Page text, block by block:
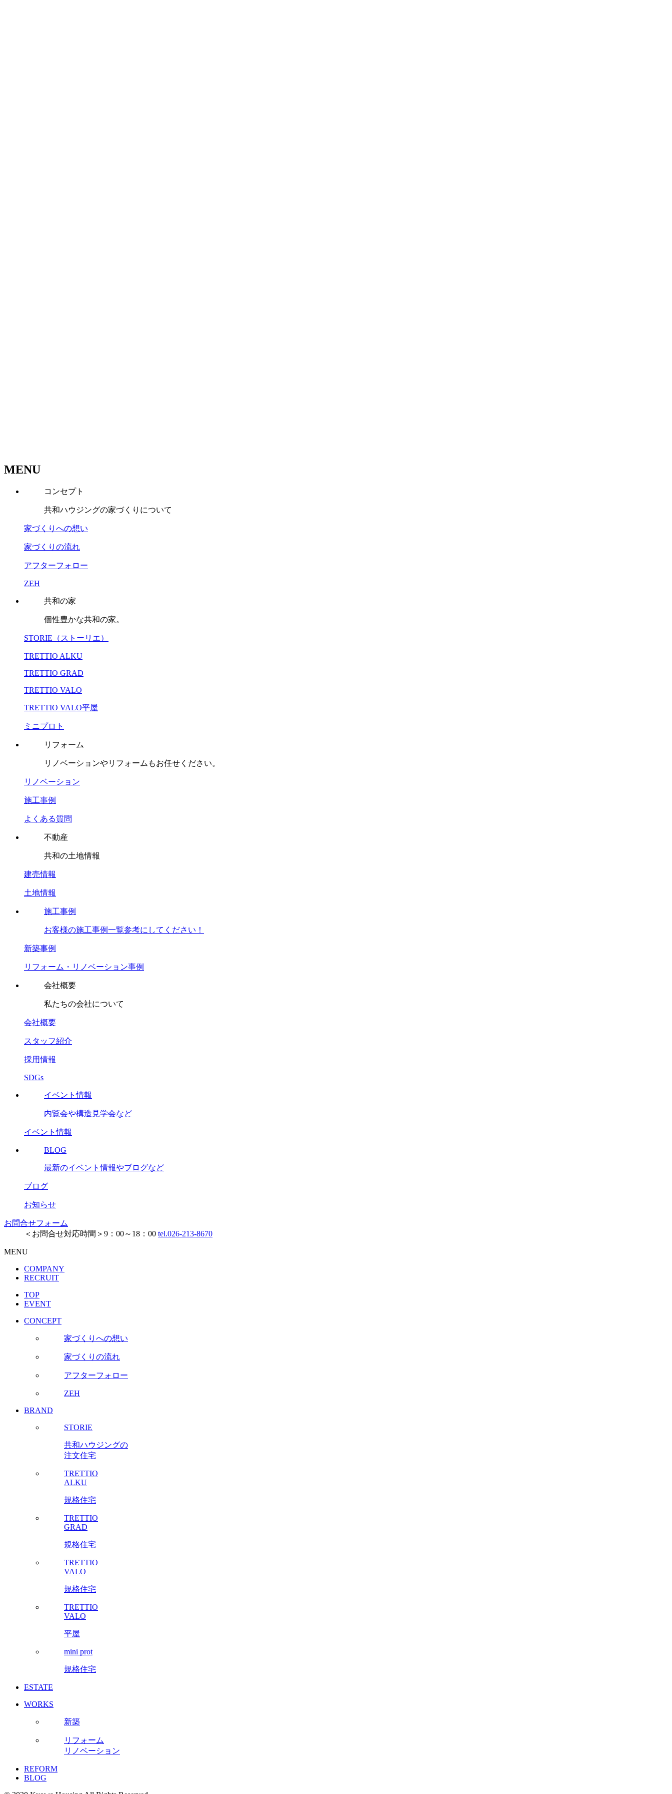
MENU
コンセプト
共和ハウジングの家づくりについて
家づくりへの想い
家づくりの流れ
アフターフォロー
ZEH
共和の家
個性豊かな共和の家。
STORIE（ストーリエ）
TRETTIO ALKU
TRETTIO GRAD
TRETTIO VALO
TRETTIO VALO平屋
ミニプロト
リフォーム
リノベーションやリフォームもお任せください。
リノベーション
施工事例
よくある質問
不動産
共和の土地情報
建売情報
土地情報
施工事例
お客様の施工事例一覧参考にしてください！
新築事例
リフォーム・リノベーション事例
会社概要
私たちの会社について
会社概要
スタッフ紹介
採用情報
SDGs
イベント情報
内覧会や構造見学会など
イベント情報
BLOG
最新のイベント情報やブログなど
ブログ
お知らせ
お問合せフォーム
＜お問合せ対応時間＞9：00～18：00 tel.026-213-8670
MENU
COMPANY
RECRUIT
TOP
EVENT
CONCEPT
家づくりへの想い
家づくりの流れ
アフターフォロー
ZEH
BRAND
STORIE
共和ハウジングの
注文住宅
TRETTIO
ALKU
規格住宅
TRETTIO
GRAD
規格住宅
TRETTIO
VALO
規格住宅
TRETTIO
VALO
平屋
mini prot
規格住宅
ESTATE
WORKS
新築
リフォーム
リノベーション
REFORM
BLOG